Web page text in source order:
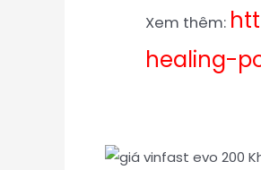
Xem thêm:
healing-